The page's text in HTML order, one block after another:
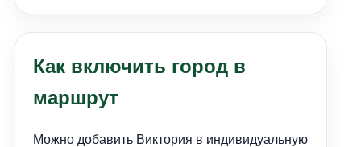
Как включить город в
маршрут
Можно добавить Виктория в индивидуальную